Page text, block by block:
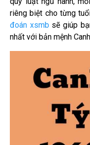
riêng biệt cho từng
đoán xsmb sẽ giúp
nhất với bản mệnh